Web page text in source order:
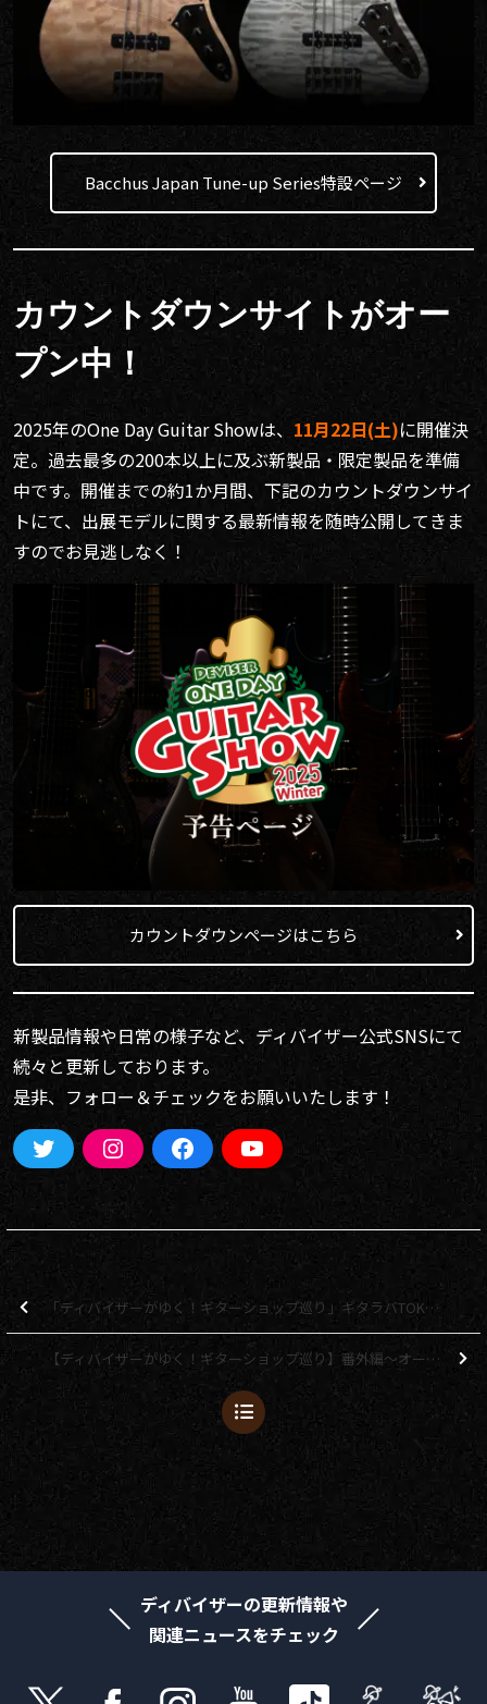
Bacchus Japan Tune-up Series特設ページ
カウントダウンサイトがオー
プン中！
2025年のOne Day Guitar Showは、 11月22日(土)に開催決
定。過去最多の200本以上に及ぶ新製品・限定製品を準備
中です。開催までの約1か月間、下記のカウントダウンサイ
トにて、出展モデルに関する最新情報を随時公開してきま
すのでお見逃しなく！
カウントダウンページはこちら
新製品情報や日常の様子など、ディバイザー公式SNSにて
続々と更新しております。
是非、フォロー＆チェックをお願いいたします！
「ディバイザーがゆく！ギターショップ巡り」ギタラバTOKYO（東京）2025編
【ディバイザーがゆく！ギターショップ巡り】番外編～オーバーヘッドフェス2025～
ディバイザーの更新情報や
関連ニュースをチェック